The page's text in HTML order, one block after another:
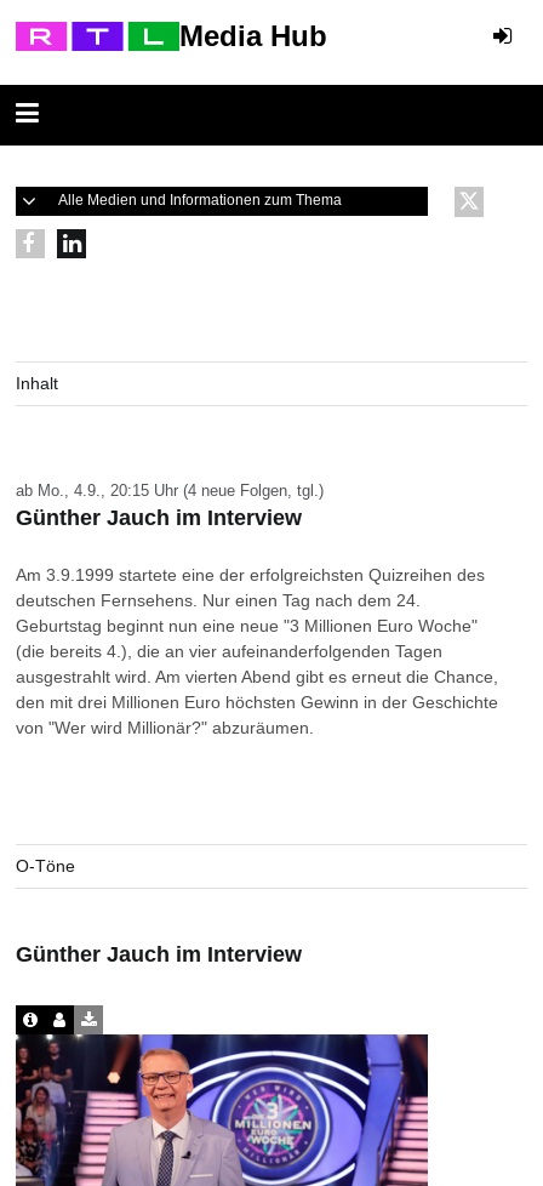
Media Hub
Alle Medien und Informationen zum Thema
Inhalt
ab Mo., 4.9., 20:15 Uhr (4 neue Folgen, tgl.)
Günther Jauch im Interview
Am 3.9.1999 startete eine der erfolgreichsten Quizreihen des
deutschen Fernsehens. Nur einen Tag nach dem 24.
Geburtstag beginnt nun eine neue "3 Millionen Euro Woche"
(die bereits 4.), die an vier aufeinanderfolgenden Tagen
ausgestrahlt wird. Am vierten Abend gibt es erneut die Chance,
den mit drei Millionen Euro höchsten Gewinn in der Geschichte
von "Wer wird Millionär?" abzuräumen.
O-Töne
Günther Jauch im Interview